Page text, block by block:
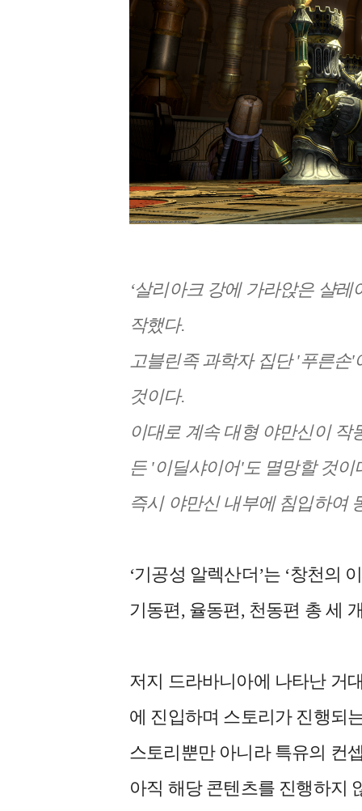
‘살리아크 강에 가라앉은 샬레
작했다.
고블린족 과학자 집단 '푸른손
것이다.
이대로 계속 대형 야만신이
든 '이딜샤이어'도 멸망할 것이
즉시 야만신 내부에 침입하여
‘기공성 알렉산더’는 ‘창천의
기동편, 율동편, 천동편 총 세
저지 드라바니아에 나타난 거
에 진입하며 스토리가 진행되
스토리뿐만 아니라 특유의 컨
아직 해당 콘텐츠를 진행하지